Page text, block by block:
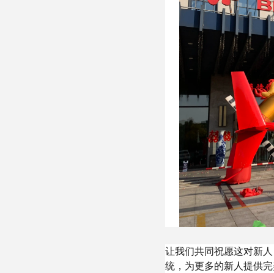
让我们共同祝愿这对新
统，为更多的新人提供